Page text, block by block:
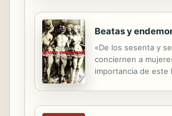
Beatas y
«De los sesenta y
conciernen a
importancia de este